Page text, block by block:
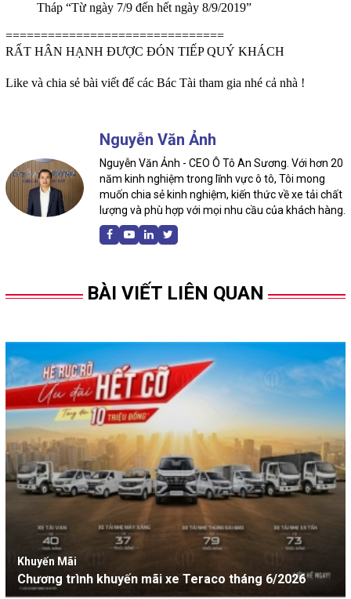
Tháp “Từ ngày 7/9 đến hết ngày 8/9/2019”
===============================
RẤT HÂN HẠNH ĐƯỢC ĐÓN TIẾP QUÝ KHÁCH
Like và chia sẻ bài viết để các Bác Tài tham gia nhé cả nhà !
Nguyễn Văn Ảnh
Nguyễn Văn Ảnh - CEO Ô Tô An Sương. Với hơn 20
năm kinh nghiệm trong lĩnh vực ô tô, Tôi mong
muốn chia sẻ kinh nghiệm, kiến thức về xe tải chất
lượng và phù hợp với mọi nhu cầu của khách hàng.
BÀI VIẾT LIÊN QUAN
Khuyến Mãi
Chương trình khuyến mãi xe Teraco tháng 6/2026